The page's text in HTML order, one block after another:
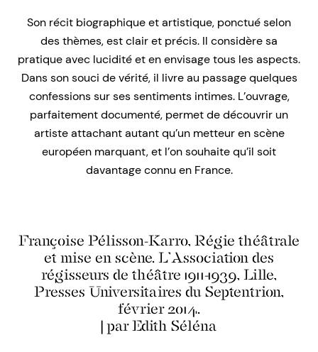
Son récit biographique et artistique, ponctué selon
des thèmes, est clair et précis. Il considère sa
pratique avec lucidité et en envisage tous les aspects.
Dans son souci de vérité, il livre au passage quelques
confessions sur ses sentiments intimes. L’ouvrage,
parfaitement documenté, permet de découvrir un
artiste attachant autant qu’un metteur en scène
européen marquant, et l’on souhaite qu’il soit
davantage connu en France.
Françoise Pélisson-Karro, Régie théâtrale
et mise en scène. L’Association des
régisseurs de théâtre 1911-1939, Lille,
Presses Universitaires du Septentrion,
février 2014.
| par Edith Séléna